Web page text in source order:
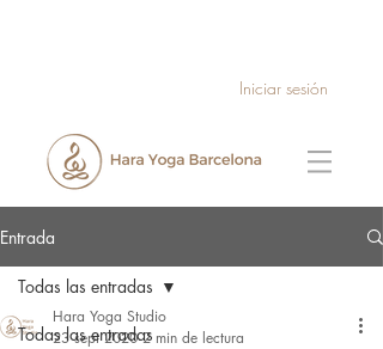
Iniciar sesión
Entrada
Todas las entradas
Todas las entradas
Hara Yoga Studio
23 sept 2020 2 min de lectura